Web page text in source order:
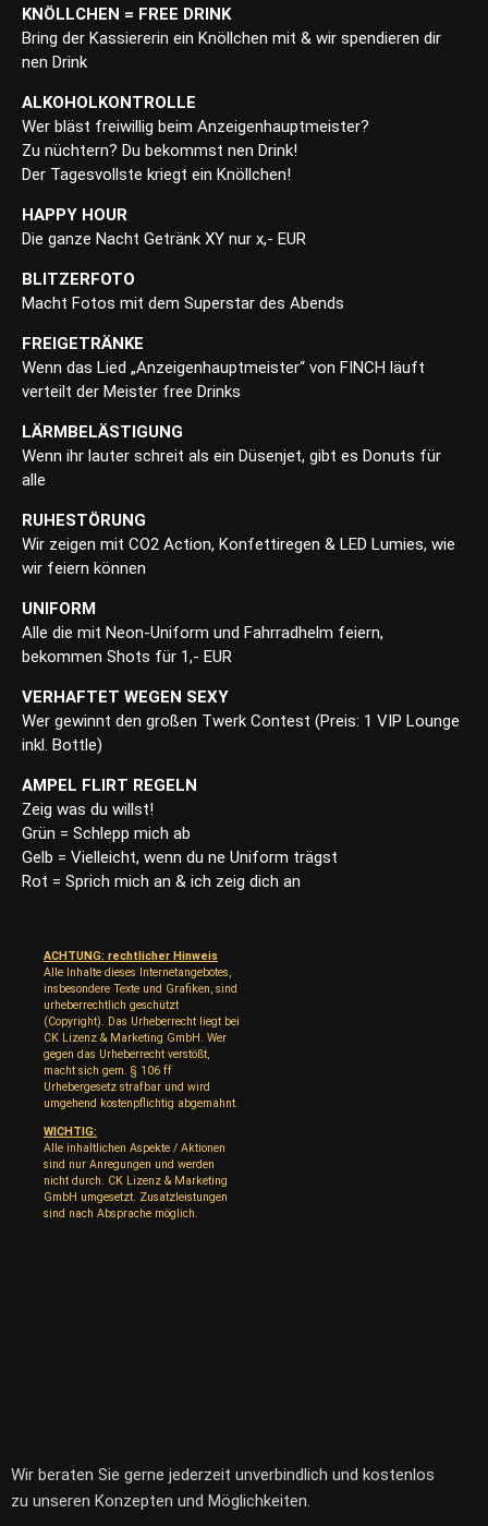
KNÖLLCHEN = FREE DRINK
Bring der Kassiererin ein Knöllchen mit & wir spendieren dir
nen Drink
ALKOHOLKONTROLLE
Wer bläst freiwillig beim Anzeigenhauptmeister?
Zu nüchtern? Du bekommst nen Drink!
Der Tagesvollste kriegt ein Knöllchen!
HAPPY HOUR
Die ganze Nacht Getränk XY nur x,- EUR
BLITZERFOTO
Macht Fotos mit dem Superstar des Abends
FREIGETRÄNKE
Wenn das Lied „Anzeigenhauptmeister“ von FINCH läuft
verteilt der Meister free Drinks
LÄRMBELÄSTIGUNG
Wenn ihr lauter schreit als ein Düsenjet, gibt es Donuts für
alle
RUHESTÖRUNG
Wir zeigen mit CO2 Action, Konfettiregen & LED Lumies, wie
wir feiern können
UNIFORM
Alle die mit Neon-Uniform und Fahrradhelm feiern,
bekommen Shots für 1,- EUR
VERHAFTET WEGEN SEXY
Wer gewinnt den großen Twerk Contest (Preis: 1 VIP Lounge
inkl. Bottle)
AMPEL FLIRT REGELN
Zeig was du willst!
Grün = Schlepp mich ab
Gelb = Vielleicht, wenn du ne Uniform trägst
Rot = Sprich mich an & ich zeig dich an
ACHTUNG: rechtlicher Hinweis
Alle Inhalte dieses Internetangebotes,
insbesondere Texte und Grafiken, sind
urheberrechtlich geschützt
(Copyright). Das Urheberrecht liegt bei
CK Lizenz & Marketing GmbH. Wer
gegen das Urheberrecht verstößt,
macht sich gem. § 106 ff
Urhebergesetz strafbar und wird
umgehend kostenpflichtig abgemahnt.
WICHTIG:
Alle inhaltlichen Aspekte / Aktionen
sind nur Anregungen und werden
nicht durch. CK Lizenz & Marketing
GmbH umgesetzt. Zusatzleistungen
sind nach Absprache möglich.
Wir beraten Sie gerne jederzeit unverbindlich und kostenlos
zu unseren Konzepten und Möglichkeiten.